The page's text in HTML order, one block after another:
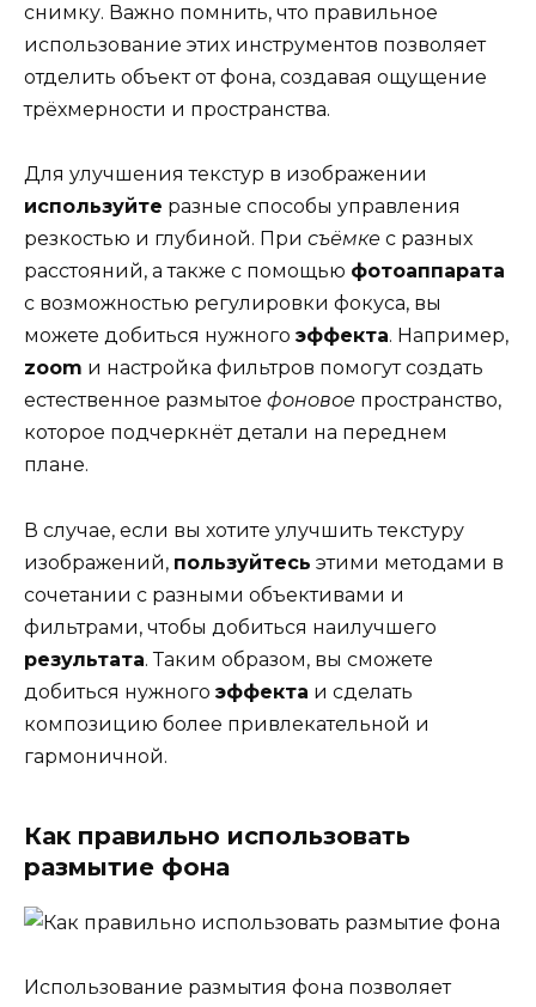
снимку. Важно помнить, что правильное
использование этих инструментов позволяет
отделить объект от фона, создавая ощущение
трёхмерности и пространства.
Для улучшения текстур в изображении
используйте разные способы управления
резкостью и глубиной. При съёмке с разных
расстояний, а также с помощью фотоаппарата
с возможностью регулировки фокуса, вы
можете добиться нужного эффекта. Например,
zoom и настройка фильтров помогут создать
естественное размытое фоновое пространство,
которое подчеркнёт детали на переднем
плане.
В случае, если вы хотите улучшить текстуру
изображений, пользуйтесь этими методами в
сочетании с разными объективами и
фильтрами, чтобы добиться наилучшего
результата. Таким образом, вы сможете
добиться нужного эффекта и сделать
композицию более привлекательной и
гармоничной.
Как правильно использовать
размытие фона
Использование размытия фона позволяет